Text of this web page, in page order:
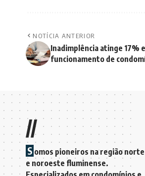
NOTÍCIA ANTERIOR
Inadimplência atinge 17%
funcionamento de
//
S omos pioneiros na região norte
e noroeste fluminense.